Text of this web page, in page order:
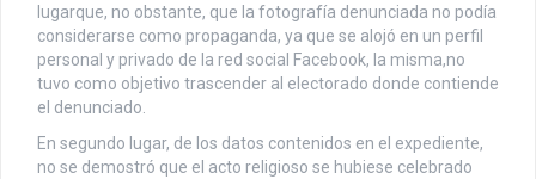
lugarque, no obstante, que la fotografía denunciada no podía
considerarse como propaganda, ya que se alojó en un perfil
personal y privado de la red social Facebook, la misma,no
tuvo como objetivo trascender al electorado donde contiende
el denunciado.
En segundo lugar, de los datos contenidos en el expediente,
no se demostró que el acto religioso se hubiese celebrado